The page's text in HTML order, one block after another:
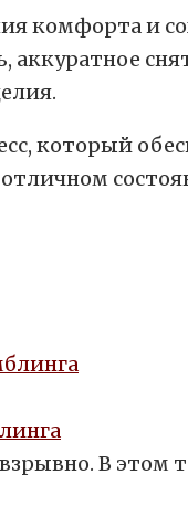
комфорта и
аккуратное
который
В этом